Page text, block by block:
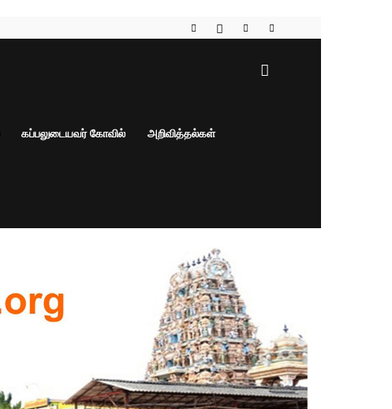
கப்பலுடையவர் கோவில் அறிவித்தல்கள்